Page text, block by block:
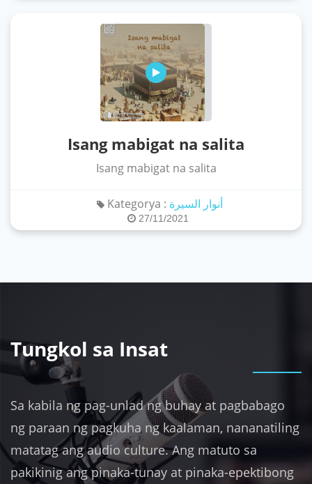
Isang mabigat na salita
Isang mabigat na salita
Kategorya : أنوار السيرة
27/11/2021
Tungkol sa Insat
Sa kabila ng pag-unlad ng buhay at pagbabago
ng paraan ng pagkuha ng kaalaman, nananatiling
matatag ang audio culture. Ang matuto sa
pakikinig ang pinaka-tunay at pinaka-epektibong